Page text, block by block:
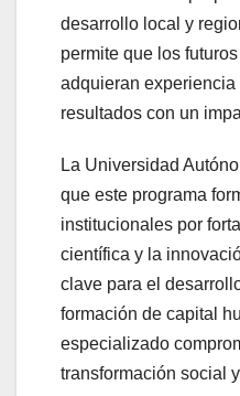
desarrollo local y
permite que los
adquieran experiencia
resultados con un
La Universidad
que este programa
institucionales por
científica y la
clave para el
formación de capital
especializado
transformación social